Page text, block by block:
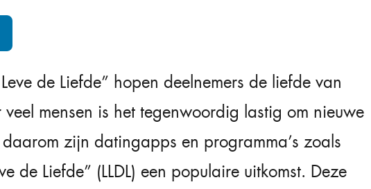
de Liefde” hopen deelnemers de liefde van
mensen is het tegenwoordig lastig om nieuwe
zijn datingapps en programma’s zoals
de Liefde” (LLDL) een populaire uitkomst. Deze